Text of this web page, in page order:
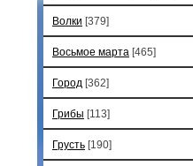
Волки [379]
Восьмое марта [465]
Город [362]
Грибы [113]
Грусть [190]